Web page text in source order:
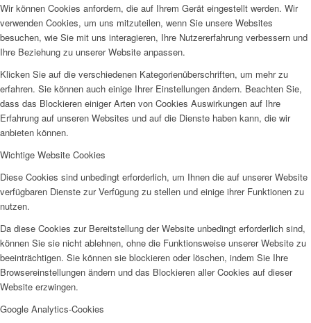
AG Wohlfahrt im Kreis Kleve
Wir als Arbeitgeberin
Wir können Cookies anfordern, die auf Ihrem Gerät eingestellt werden. Wir
verwenden Cookies, um uns mitzuteilen, wenn Sie unsere Websites
besuchen, wie Sie mit uns interagieren, Ihre Nutzererfahrung verbessern und
Ihre Beziehung zu unserer Website anpassen.
Klicken Sie auf die verschiedenen Kategorienüberschriften, um mehr zu
erfahren. Sie können auch einige Ihrer Einstellungen ändern. Beachten Sie,
dass das Blockieren einiger Arten von Cookies Auswirkungen auf Ihre
Erfahrung auf unseren Websites und auf die Dienste haben kann, die wir
anbieten können.
Wichtige Website Cookies
Diese Cookies sind unbedingt erforderlich, um Ihnen die auf unserer Website
verfügbaren Dienste zur Verfügung zu stellen und einige ihrer Funktionen zu
nutzen.
Da diese Cookies zur Bereitstellung der Website unbedingt erforderlich sind,
können Sie sie nicht ablehnen, ohne die Funktionsweise unserer Website zu
beeinträchtigen. Sie können sie blockieren oder löschen, indem Sie Ihre
Browsereinstellungen ändern und das Blockieren aller Cookies auf dieser
Website erzwingen.
Google Analytics-Cookies